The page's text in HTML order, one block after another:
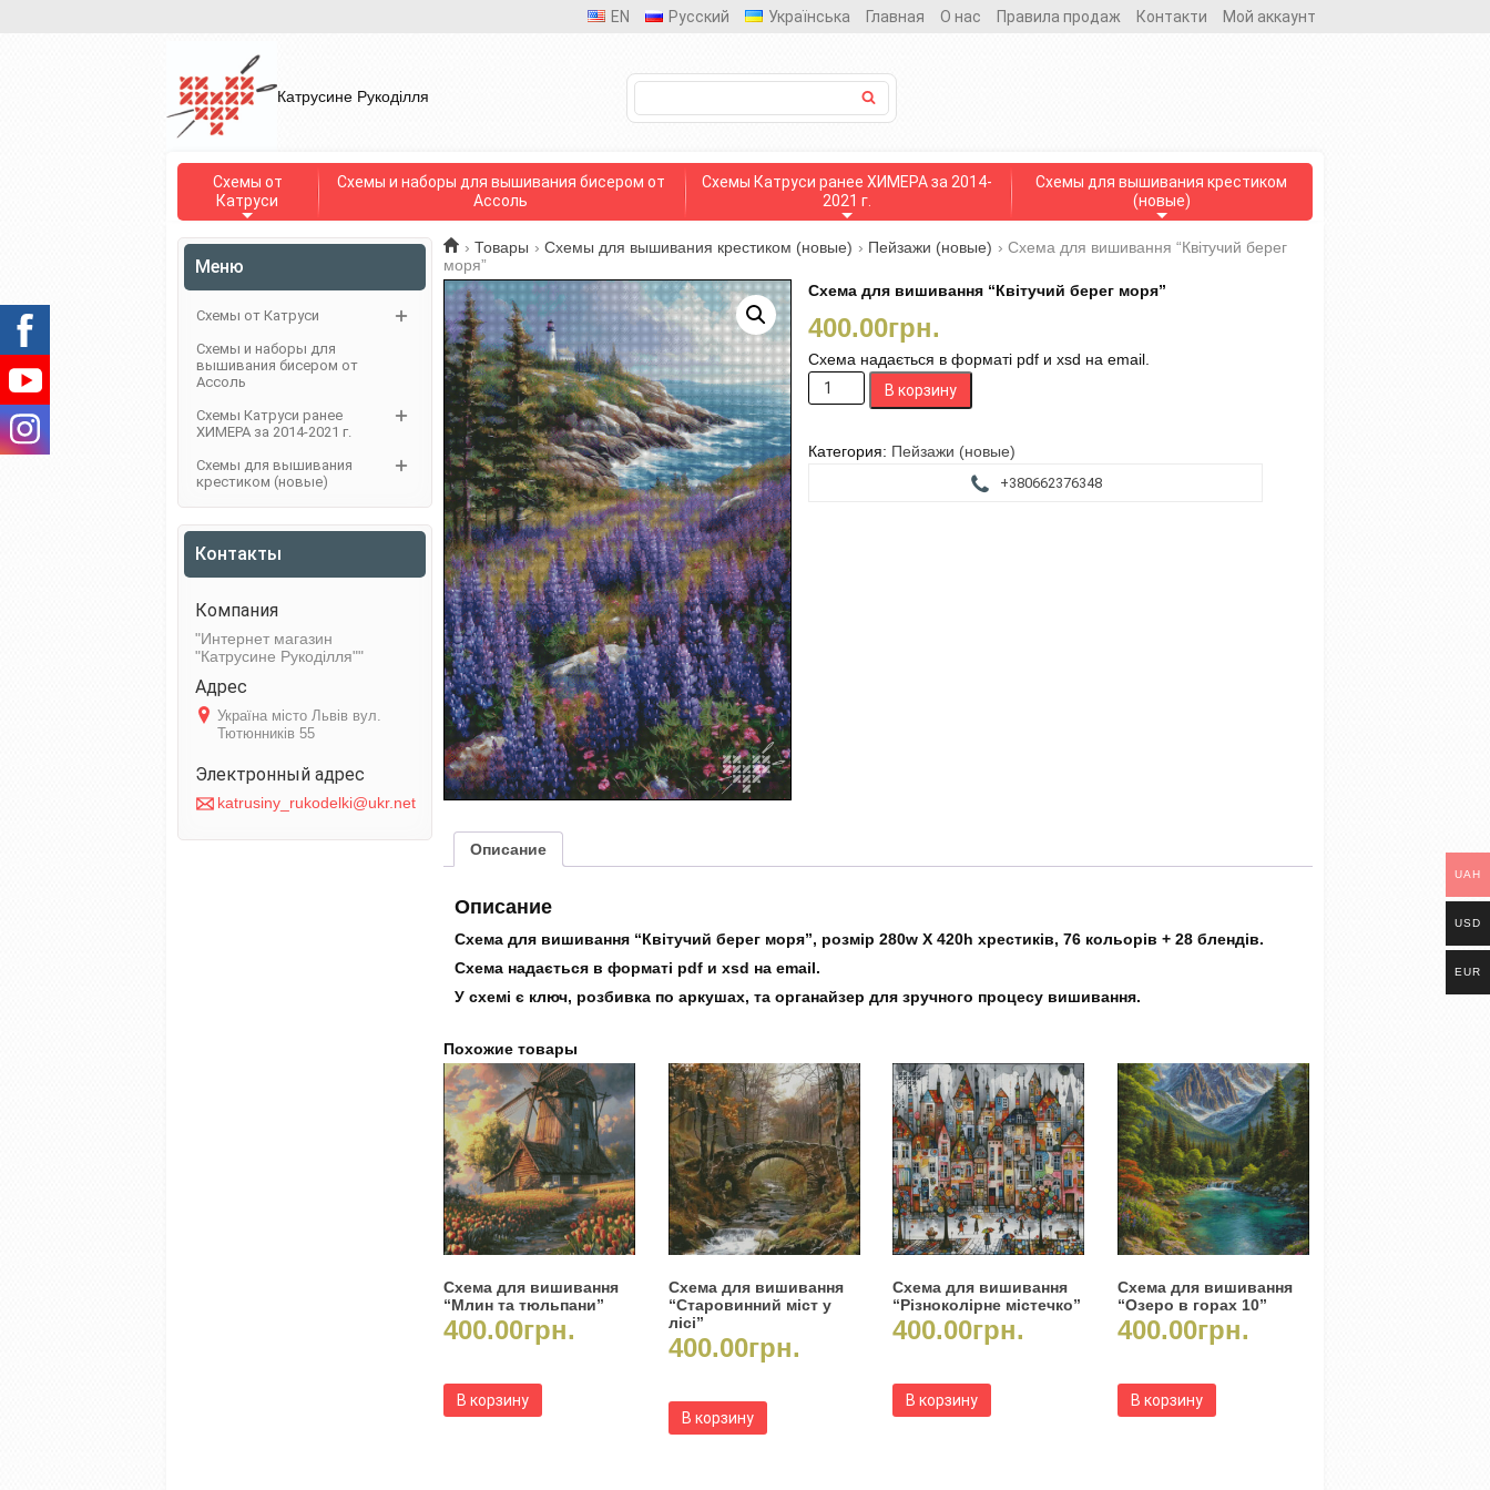
EN Русский Українська Главная О нас Правила продаж Контакти Мой аккаунт
Катрусине Рукоділля
Схемы от
Катруси
Схемы и наборы для вышивания бисером от
Ассоль
Схемы Катруси ранее ХИМЕРА за 2014-
2021 г.
Схемы для вышивания крестиком
(новые)
› Товары › Схемы для вышивания крестиком (новые) › Пейзажи (новые) › Схема для вишивання “Квітучий берег
моря”
Схема для вишивання “Квітучий берег моря”
400.00грн.
Схема надається в форматі pdf и xsd на email.
Количество
товара
для
В корзину
Категория: Пейзажи (новые)
+380662376348
Описание
Описание
Схема для вишивання “Квітучий берег моря”, розмір 280w X 420h хрестиків, 76 кольорів + 28 блендів.
Схема надається в форматі pdf и xsd на email.
У схемі є ключ, розбивка по аркушах, та органайзер для зручного процесу вишивання.
Похожие товары
Схема для вишивання
“Млин та тюльпани”
400.00грн.
В корзину
Схема для вишивання
“Старовинний міст у
лісі”
400.00грн.
В корзину
Схема для вишивання
“Різноколірне містечко”
400.00грн.
В корзину
Схема для вишивання
“Озеро в горах 10”
400.00грн.
В корзину
Меню
Схемы от Катруси
Схемы и наборы для
вышивания бисером от
Ассоль
Схемы Катруси ранее
ХИМЕРА за 2014-2021 г.
Схемы для вышивания
крестиком (новые)
Контакты
Интернет магазин
"Катрусине Рукоділля"
Україна місто Львів вул.
Тютюнників 55
katrusiny_rukodelki@ukr.net
UAH
USD
EUR